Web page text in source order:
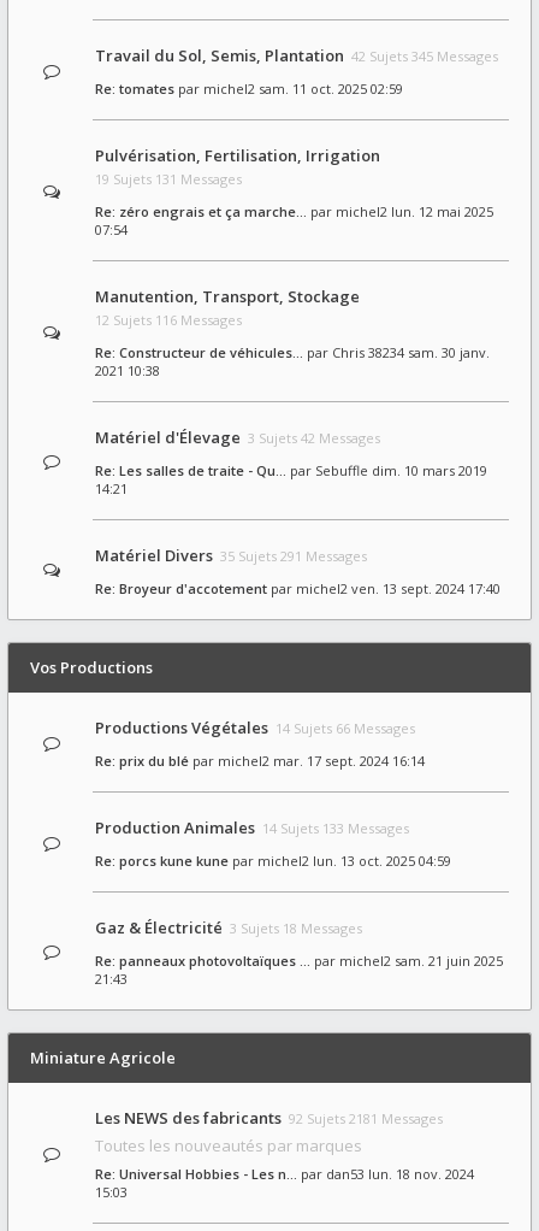
Travail du Sol, Semis, Plantation 42 Sujets 345 Messages
Re: tomates par michel2 sam. 11 oct. 2025 02:59
Pulvérisation, Fertilisation, Irrigation
19 Sujets 131 Messages
Re: zéro engrais et ça marche… par michel2 lun. 12 mai 2025
07:54
Manutention, Transport, Stockage
12 Sujets 116 Messages
Re: Constructeur de véhicules… par Chris 38234 sam. 30 janv.
2021 10:38
Matériel d'Élevage 3 Sujets 42 Messages
Re: Les salles de traite - Qu… par Sebuffle dim. 10 mars 2019
14:21
Matériel Divers 35 Sujets 291 Messages
Re: Broyeur d'accotement par michel2 ven. 13 sept. 2024 17:40
Vos Productions
Productions Végétales 14 Sujets 66 Messages
Re: prix du blé par michel2 mar. 17 sept. 2024 16:14
Production Animales 14 Sujets 133 Messages
Re: porcs kune kune par michel2 lun. 13 oct. 2025 04:59
Gaz & Électricité 3 Sujets 18 Messages
Re: panneaux photovoltaïques … par michel2 sam. 21 juin 2025
21:43
Miniature Agricole
Les NEWS des fabricants 92 Sujets 2181 Messages
Toutes les nouveautés par marques
Re: Universal Hobbies - Les n… par dan53 lun. 18 nov. 2024
15:03